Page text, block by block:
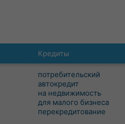
Кредиты
потребительский
автокредит
на недвижимость
для малого бизнеса
перекредитование